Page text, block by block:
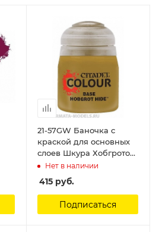
21-57GW Баночка с
краской для основных
слоев Шкура Хобгротов
(BASE: HOBGROT HIDE
(12ML)) Citadel
Нет в наличии
415 руб.
Подписаться